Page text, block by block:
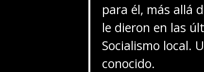
para él, más allá
le dieron en las
Socialismo local.
conocido.